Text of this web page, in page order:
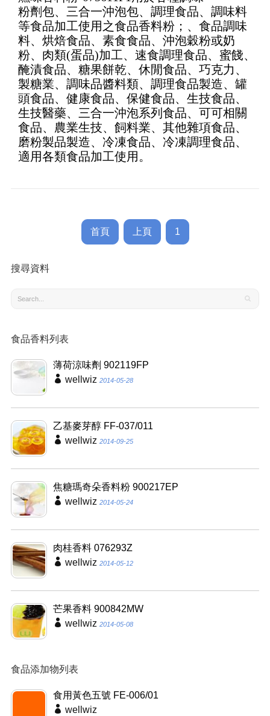
of 5
粉劑包、三合一沖泡包、調理食品、調味料
等食品加工使用之食品香料粉；、食品調味
料、烘焙食品、素食食品、沖泡穀粉或奶
粉、肉類(蛋品)加工、速食調理食品、蜜餞、
醃漬食品、糖果餅乾、休閒食品、巧克力、
製糖業、調味品醬料類、調理食品製造、罐
頭食品、健康食品、保健食品、生技食品、
生技醫藥、三合一沖泡系列食品、可可相關
食品、農業生技、飼料業、其他雜項食品、
磨粉製品製造、冷凍食品、冷凍調理食品、
適用各類食品加工使用。
首頁 上頁 1
搜尋資料
食品香料列表
薄荷涼味劑 902119FP
wellwiz 2014-05-28
乙基麥芽醇 FF-037/011
wellwiz 2014-09-25
焦糖瑪奇朵香料粉 900217EP
wellwiz 2014-05-24
肉桂香料 076293Z
wellwiz 2014-05-12
芒果香料 900842MW
wellwiz 2014-05-08
食品添加物列表
食用黃色五號 FE-006/01
wellwiz